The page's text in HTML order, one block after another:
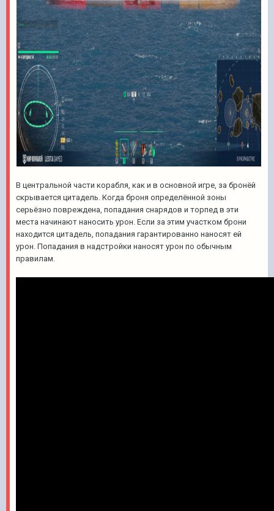
В центральной части корабля, как и в основной игре, за бронёй
скрывается цитадель. Когда броня определённой зоны
серьёзно повреждена, попадания снарядов и торпед в эти
места начинают наносить урон. Если за этим участком брони
находится цитадель, попадания гарантированно наносят ей
урон. Попадания в надстройки наносят урон по обычным
правилам.